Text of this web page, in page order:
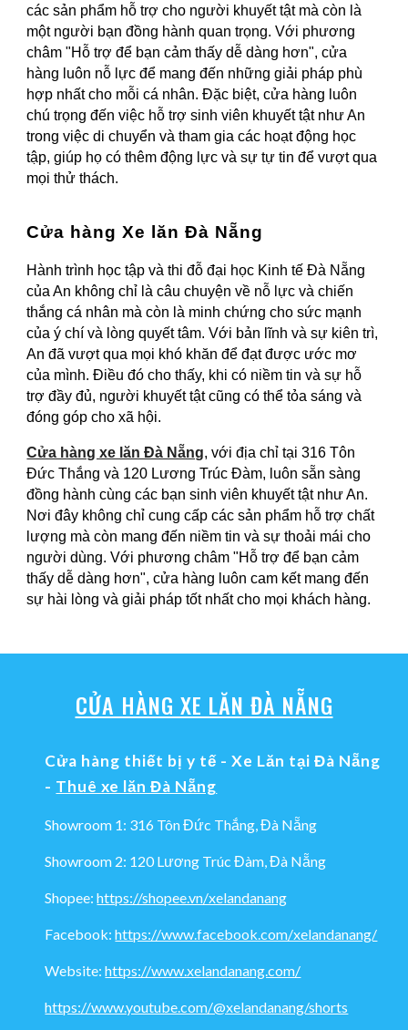
các sản phẩm hỗ trợ cho người khuyết tật mà còn là
một người bạn đồng hành quan trọng. Với phương
châm "Hỗ trợ để bạn cảm thấy dễ dàng hơn", cửa
hàng luôn nỗ lực để mang đến những giải pháp phù
hợp nhất cho mỗi cá nhân. Đặc biệt, cửa hàng luôn
chú trọng đến việc hỗ trợ sinh viên khuyết tật như An
trong việc di chuyển và tham gia các hoạt động học
tập, giúp họ có thêm động lực và sự tự tin để vượt qua
mọi thử thách.
Cửa hàng Xe lăn Đà Nẵng
Hành trình học tập và thi đỗ đại học Kinh tế Đà Nẵng
của An không chỉ là câu chuyện về nỗ lực và chiến
thắng cá nhân mà còn là minh chứng cho sức mạnh
của ý chí và lòng quyết tâm. Với bản lĩnh và sự kiên trì,
An đã vượt qua mọi khó khăn để đạt được ước mơ
của mình. Điều đó cho thấy, khi có niềm tin và sự hỗ
trợ đầy đủ, người khuyết tật cũng có thể tỏa sáng và
đóng góp cho xã hội.
Cửa hàng xe lăn Đà Nẵng, với địa chỉ tại 316 Tôn
Đức Thắng và 120 Lương Trúc Đàm, luôn sẵn sàng
đồng hành cùng các bạn sinh viên khuyết tật như An.
Nơi đây không chỉ cung cấp các sản phẩm hỗ trợ chất
lượng mà còn mang đến niềm tin và sự thoải mái cho
người dùng. Với phương châm "Hỗ trợ để bạn cảm
thấy dễ dàng hơn", cửa hàng luôn cam kết mang đến
sự hài lòng và giải pháp tốt nhất cho mọi khách hàng.
CỬA HÀNG XE LĂN ĐÀ NẴNG
Cửa hàng thiết bị y tế - Xe Lăn tại Đà Nẵng
- Thuê xe lăn Đà Nẵng
Showroom 1: 316 Tôn Đức Thắng, Đà Nẵng
Showroom 2: 120 Lương Trúc Đàm, Đà Nẵng
Shopee: https://shopee.vn/xelandanang
Facebook:https://www.facebook.com/xelandanang/
Website: https://www.xelandanang.com/
https://www.youtube.com/@xelandanang/shorts